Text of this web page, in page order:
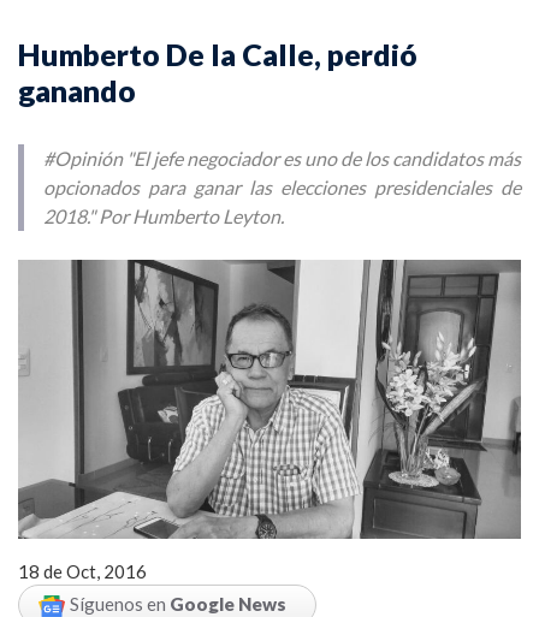
Humberto De la Calle, perdió
ganando
#Opinión "El jefe negociador es uno de los candidatos más
opcionados para ganar las elecciones presidenciales de
2018." Por Humberto Leyton.
18 de Oct, 2016
Síguenos en Google News